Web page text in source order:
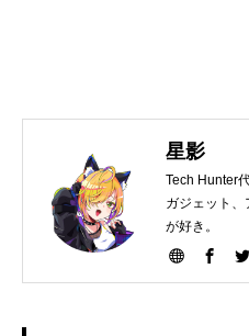
星影
Tech Hunter
ガジェット、
が好き。